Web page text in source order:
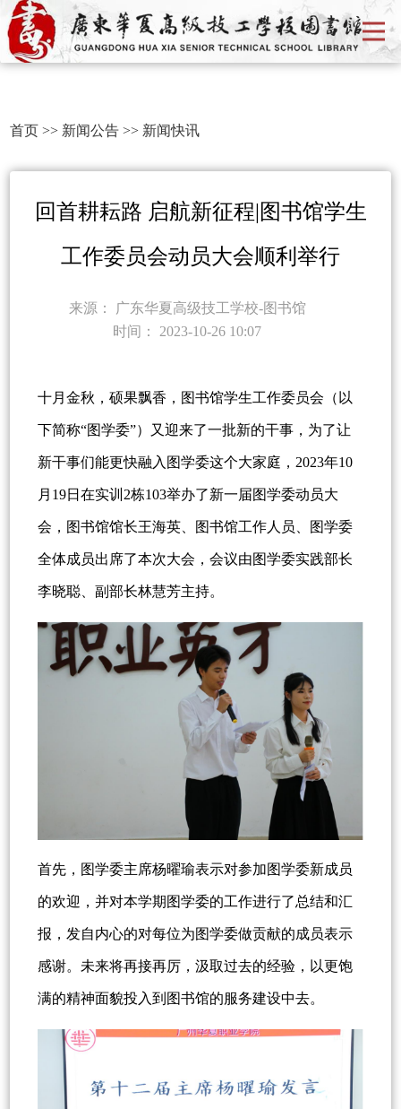
首页>> 新闻公告>> 新闻快讯
回首耕耘路 启航新征程|图书馆学生
工作委员会动员大会顺利举行
来源：
广东华夏高级技工学校-图书馆
时间： 2023-10-26 10:07
十月金秋，硕果飘香，图书馆学生工作委员会（以
下简称“图学委”）又迎来了一批新的干事，为了让
新干事们能更快融入图学委这个大家庭，2023年10
月19日在实训2栋103举办了新一届图学委动员大
会，图书馆馆长王海英、图书馆工作人员、图学委
全体成员出席了本次大会，会议由图学委实践部长
李晓聪、副部长林慧芳主持。
首先，图学委主席杨曜瑜表示对参加图学委新成员
的欢迎，并对本学期图学委的工作进行了总结和汇
报，发自内心的对每位为图学委做贡献的成员表示
感谢。未来将再接再厉，汲取过去的经验，以更饱
满的精神面貌投入到图书馆的服务建设中去。